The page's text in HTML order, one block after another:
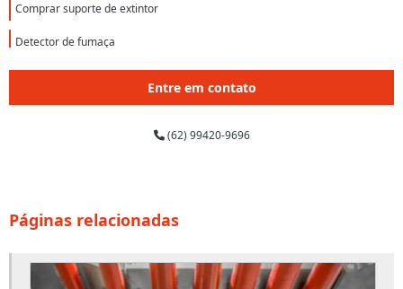
Comprar suporte de extintor
Detector de fumaça
Detector de fumaça autônomo
Detector de fumaça convencional
Empresa de extintores
Entre em contato
(62) 99420-9696
Páginas relacionadas